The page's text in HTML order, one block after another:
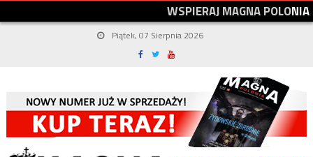
WSPIERAJMAGNAPOLONIA
Piątek, 07 Sierpnia 2026